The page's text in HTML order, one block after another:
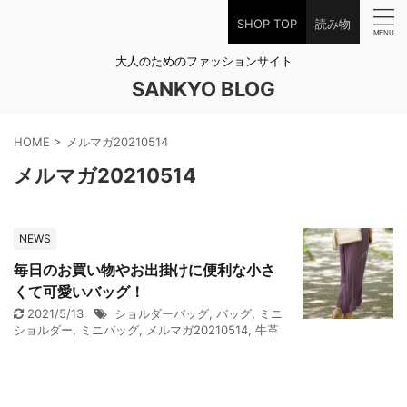
SHOP TOP 読み物
大人のためのファッションサイト
SANKYO BLOG
HOME > メルマガ20210514
メルマガ20210514
NEWS
毎日のお買い物やお出掛けに便利な小さ
くて可愛いバッグ！
2021/5/13 ショルダーバッグ, バッグ, ミニ
ショルダー, ミニバッグ, メルマガ20210514, 牛革